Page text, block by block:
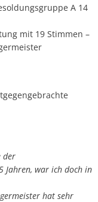
A 14
mit 19 Stimmen –
der
Jahren, war ich doch in
hat sehr